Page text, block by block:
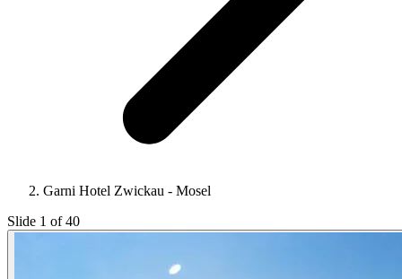
Garni Hotel Zwickau - Mosel
Slide 1 of 40